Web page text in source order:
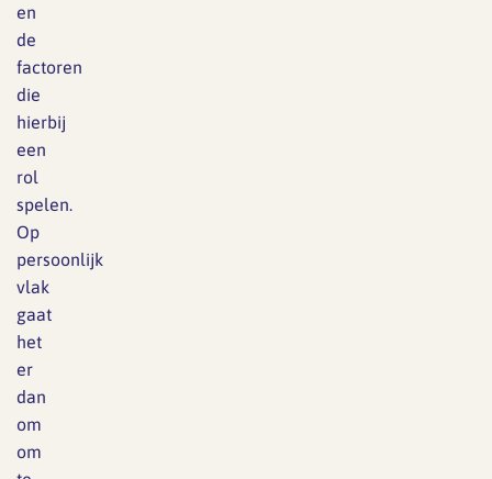
en
de
factoren
die
hierbij
een
rol
spelen.
Op
persoonlijk
vlak
gaat
het
er
dan
om
om